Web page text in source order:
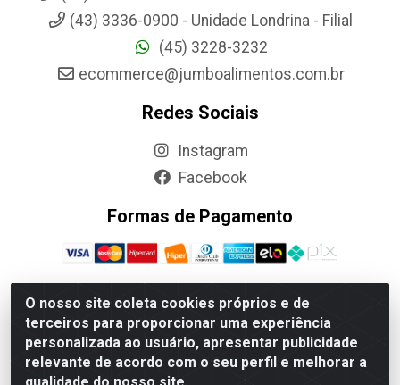
O nosso site coleta cookies próprios e de
terceiros para proporcionar uma experiência
personalizada ao usuário, apresentar publicidade
relevante de acordo com o seu perfil e melhorar a
(43) 3336-0900 - Unidade Londrina - Filial
(45) 3228-3232
ecommerce@jumboalimentos.com.br
Redes Sociais
Instagram
Facebook
Formas de Pagamento
Jumbo Alimentos Cascavel - Matriz - Rua Itatiba Do Sul, 161 -
Santos Dumont, Cascavel-PR - CEP 85804-700- CNPJ
85.522.043/0001-90